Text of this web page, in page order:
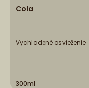
Cola
Vychladené osvieženie
300ml